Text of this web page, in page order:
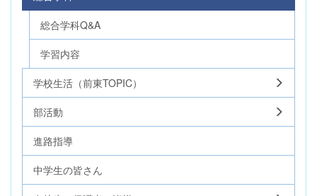
総合学科Q&A
学習内容
学校生活（前東TOPIC）
部活動
進路指導
中学生の皆さん